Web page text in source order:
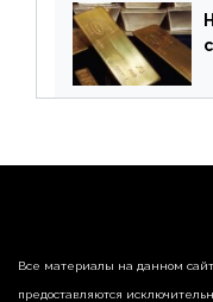
Все материалы на данном
предоставляются